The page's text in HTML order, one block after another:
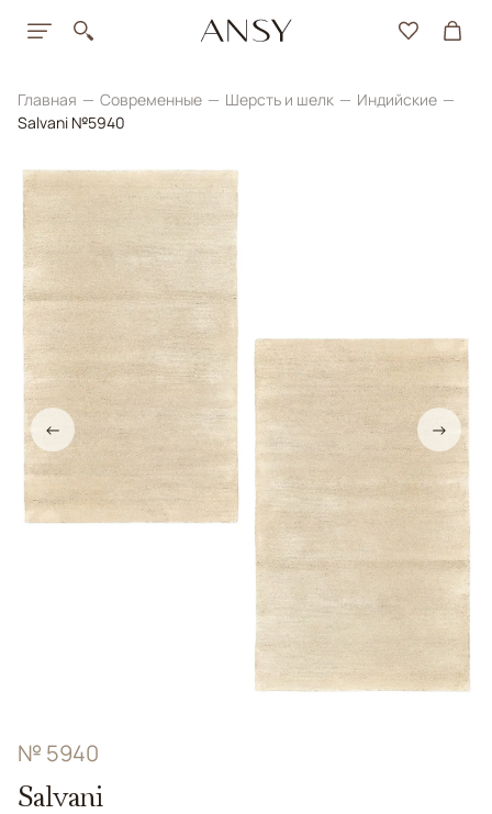
Главная Современные Шерсть и шелк
Индийские
Salvani №5940
← →
№ 5940
Salvani